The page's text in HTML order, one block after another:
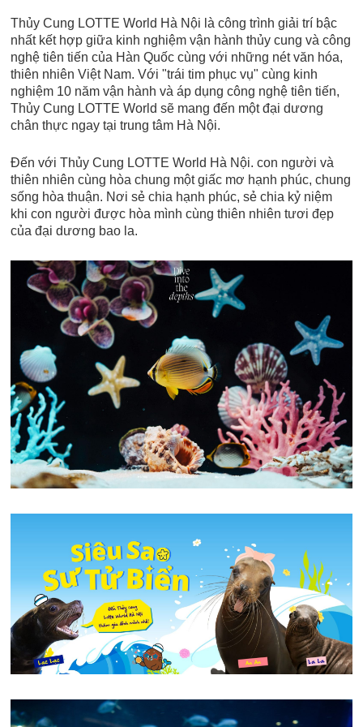
Thủy Cung LOTTE World Hà Nội là công trình giải trí bậc
nhất kết hợp giữa kinh nghiệm vận hành thủy cung và công
nghệ tiên tiến của Hàn Quốc cùng với những nét văn hóa,
thiên nhiên Việt Nam. Với "trái tim phục vụ" cùng kinh
nghiệm 10 năm vận hành và áp dụng công nghệ tiên tiến,
Thủy Cung LOTTE World sẽ mang đến một đại dương
chân thực ngay tại trung tâm Hà Nội.
Đến với Thủy Cung LOTTE World Hà Nội. con người và
thiên nhiên cùng hòa chung một giấc mơ hạnh phúc, chung
sống hòa thuận. Nơi sẻ chia hạnh phúc, sẻ chia kỷ niệm
khi con người được hòa mình cùng thiên nhiên tươi đẹp
của đại dương bao la.